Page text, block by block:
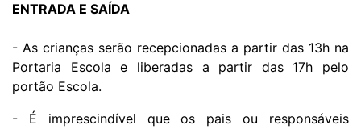
ENTRADA E SAÍDA
- As crianças serão recepcionadas a partir das 13h na
Portaria Escola e liberadas a partir das 17h pelo
portão Escola.
- É imprescindível que os pais ou responsáveis